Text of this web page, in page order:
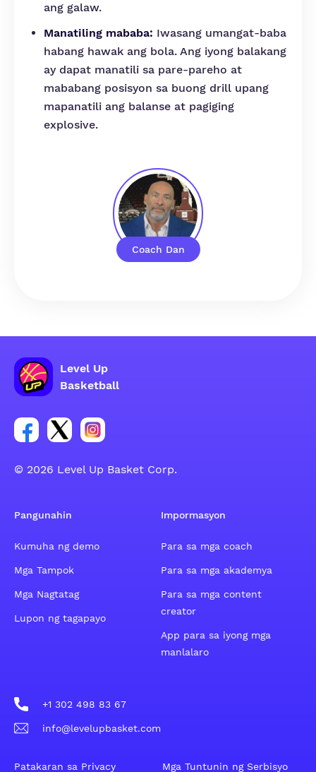
Coach Dan
ang galaw.
Manatiling mababa: Iwasang umangat-baba
habang hawak ang bola. Ang iyong balakang
ay dapat manatili sa pare-pareho at
mababang posisyon sa buong drill upang
mapanatili ang balanse at pagiging
explosive.
Level Up
Basketball
Link para sa social group ng Facebook account
Link para sa social group ng tweeter account
Link para sa social group ng Instagram
© 2026 Level Up Basket Corp.
Pangunahin
Kumuha ng demo
Mga Tampok
Mga Nagtatag
Lupon ng tagapayo
Impormasyon
Para sa mga coach
Para sa mga akademya
Para sa mga content
creator
App para sa iyong mga
manlalaro
+1 302 498 83 67
info@levelupbasket.com
Patakaran sa Privacy Mga Tuntunin ng Serbisyo